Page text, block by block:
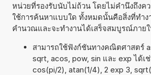
หน่วยที่รองรับนับไม่ถ้วน โดยไม่คำนึงถึงค
ใช้การค้นหาแบบใด ทั้งหมดนั้นคือสิ่งที่ทำง
คำนวณและจะทำงานได้เสร็จสมบูรณ์ภายใ
สามารถใช้ฟังก์ชันทางคณิตศาสตร์
sqrt, acos, pow, sin และ exp ได้เ
cos(pi/2), atan(1/4), 2 exp 3,